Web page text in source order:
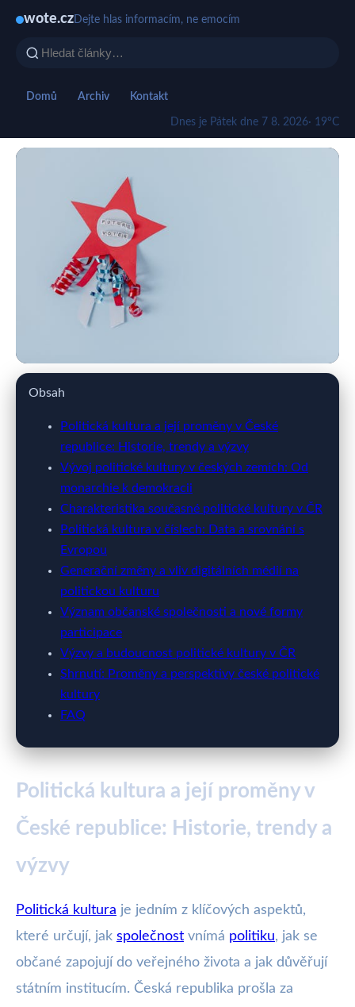
wote.cz Dejte hlas informacím, ne emocím
Domů Archiv Kontakt
Dnes je Pátek dne 7 8. 2026· 19°C
wote.cz
Proměny české politické scény:
Historie, aktuální trendy a
budoucí výzvy
Obsah
Politická kultura a její proměny v České
republice: Historie, trendy a výzvy
Vývoj politické kultury v českých zemích: Od
monarchie k demokracii
Charakteristika současné politické kultury v ČR
Politická kultura v číslech: Data a srovnání s
Evropou
Generační změny a vliv digitálních médií na
politickou kulturu
Význam občanské společnosti a nové formy
participace
Výzvy a budoucnost politické kultury v ČR
Shrnutí: Proměny a perspektivy české politické
kultury
FAQ
Politická kultura a její proměny v
České republice: Historie, trendy a
výzvy
Politická kultura je jedním z klíčových aspektů,
které určují, jak společnost vnímá politiku, jak se
občané zapojují do veřejného života a jak důvěřují
státním institucím. Česká republika prošla za